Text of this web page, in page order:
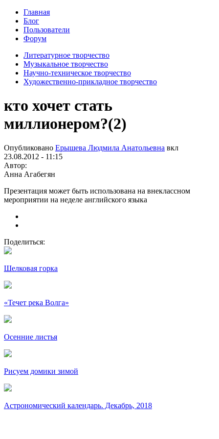
Главная
Блог
Пользователи
Форум
Литературное творчество
Музыкальное творчество
Научно-техническое творчество
Художественно-прикладное творчество
кто хочет стать
миллионером?(2)
Опубликовано Ерышева Людмила Анатольевна вкл
23.08.2012 - 11:15
Автор:
Анна Агабегян
Презентация может быть использована на внеклассном
мероприятии на неделе английского языка
Поделиться:
Шелковая горка
«Течет река Волга»
Осенние листья
Рисуем домики зимой
Астрономический календарь. Декабрь, 2018